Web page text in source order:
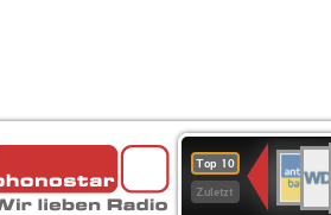
Top 10
Zuletzt
4
BAYERN
2